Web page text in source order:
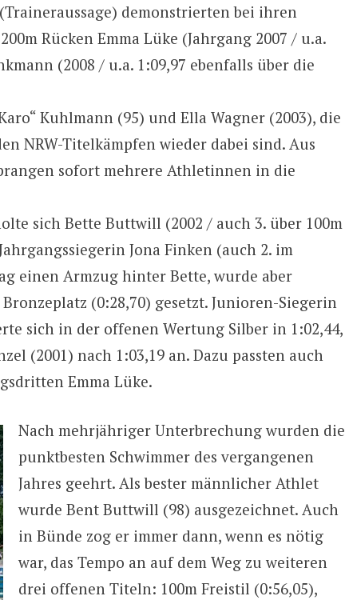
demonstrierten bei ihren
Rücken Emma Lüke (Jahrgang 2007 / u.a.
(2008 / u.a. 1:09,97 ebenfalls über die
Kuhlmann (95) und Ella Wagner (2003), die
NRW-Titelkämpfen wieder dabei sind. Aus
sofort mehrere Athletinnen in die
sich Bette Buttwill (2002 / auch 3. über 100m
Jona Finken (auch 2. im
einen Armzug hinter Bette, wurde aber
(0:28,70) gesetzt. Junioren-Siegerin
sich in der offenen Wertung Silber in 1:02,44,
(2001) nach 1:03,19 an. Dazu passten auch
Emma Lüke.
Nach mehrjähriger Unterbrechung wurden die
punktbesten Schwimmer des vergangenen
Jahres geehrt. Als bester männlicher Athlet
wurde Bent Buttwill (98) ausgezeichnet. Auch
in Bünde zog er immer dann, wenn es nötig
war, das Tempo an auf dem Weg zu weiteren
drei offenen Titeln: 100m Freistil (0:56,05),